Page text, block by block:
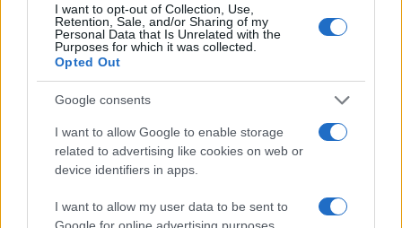
I want to opt-out of Collection, Use,
Retention, Sale, and/or Sharing of my
Personal Data that Is Unrelated with the
Purposes for which it was collected.
Opted Out
Google consents
I want to allow Google to enable storage
related to advertising like cookies on web or
device identifiers in apps.
I want to allow my user data to be sent to
Google for online advertising purposes.